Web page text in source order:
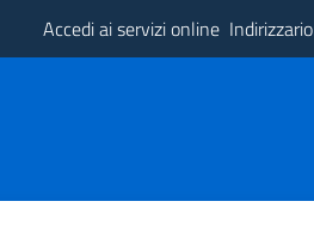
Accedi ai servizi online Indirizzario